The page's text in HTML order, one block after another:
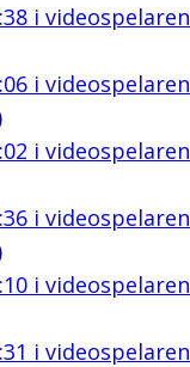
i videospelaren
i videospelaren
i videospelaren
i videospelaren
i videospelaren
i videospelaren